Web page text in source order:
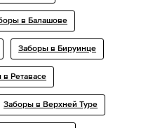
в Балашове
Заборы в Бируинце
в Ретавасе
Заборы в Верхней Туре